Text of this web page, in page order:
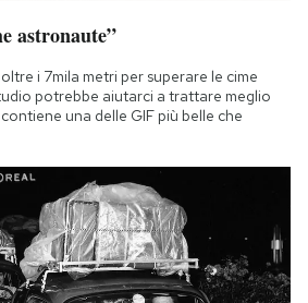
astronaute”
i 7mila metri per superare le cime
potrebbe aiutarci a trattare meglio
una delle GIF più belle che